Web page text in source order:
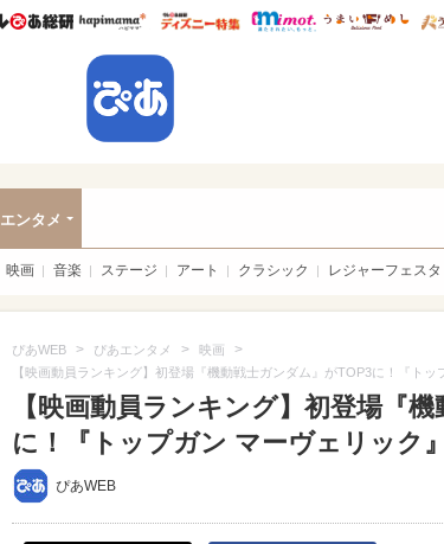
ウレぴあ総研ハピママ* ウレぴあ総研 ディズニ
mimot. う
エンタメ
映画 音楽 ステージ アート クラシック レジャーフェスタ
ぴあWEB > ぴあエンタメ > 映画 >
【映画動員ランキング】初登場『機動戦士ガンダム』がTOP3に！『トッ
【映画動員ランキング】初登場『
に！『トップガン マーヴェリック
ぴあWEB